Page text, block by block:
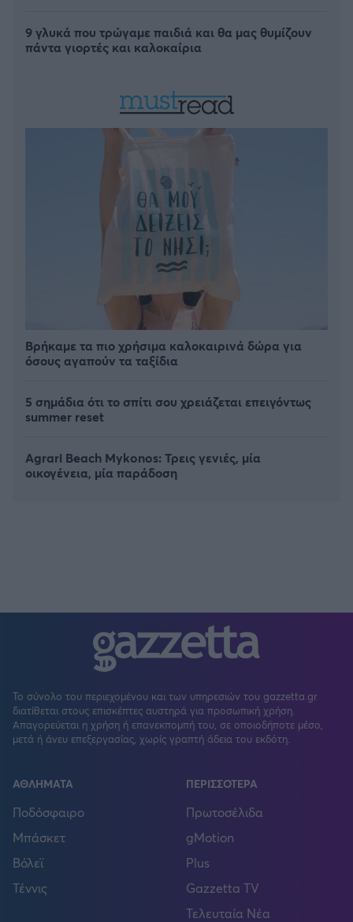
9 γλυκά που τρώγαμε παιδιά και θα μας θυμίζουν
πάντα γιορτές και καλοκαίρια
Βρήκαμε τα πιο χρήσιμα καλοκαιρινά δώρα για
όσους αγαπούν τα ταξίδια
5 σημάδια ότι το σπίτι σου χρειάζεται επειγόντως
summer reset
Agrari Beach Mykonos: Τρεις γενιές, μία
οικογένεια, μία παράδοση
Το σύνολο του περιεχομένου και των υπηρεσιών του gazzetta.gr
διατίθεται στους επισκέπτες αυστηρά για προσωπική χρήση.
Απαγορεύεται η χρήση ή επανεκπομπή του, σε οποιοδήποτε μέσο,
μετά ή άνευ επεξεργασίας, χωρίς γραπτή άδεια του εκδότη.
ΑΘΛΗΜΑΤΑ
Ποδόσφαιρο
Μπάσκετ
Βόλεϊ
Τέννις
ΠΕΡΙΣΣΟΤΕΡΑ
Πρωτοσέλιδα
gMotion
Plus
Gazzetta TV
Τελευταία Νέα